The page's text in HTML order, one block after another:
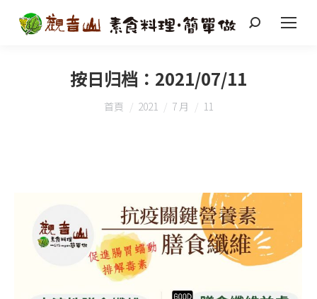
搜
按日归档： 2021/07/11
您在這裡：
首頁 2021 7 月 11